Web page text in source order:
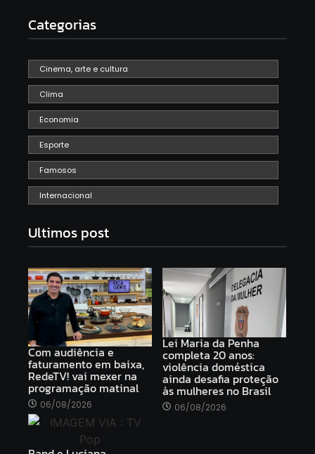
Categorias
Cinema, arte e cultura
Clima
Economia
Esporte
Famosos
Internacional
Ultimos post
Com audiência e
faturamento em baixa,
RedeTV! vai mexer na
programação matinal
06/08/2026
Lei Maria da Penha
completa 20 anos:
violência doméstica
ainda desafia proteção
às mulheres no Brasil
06/08/2026